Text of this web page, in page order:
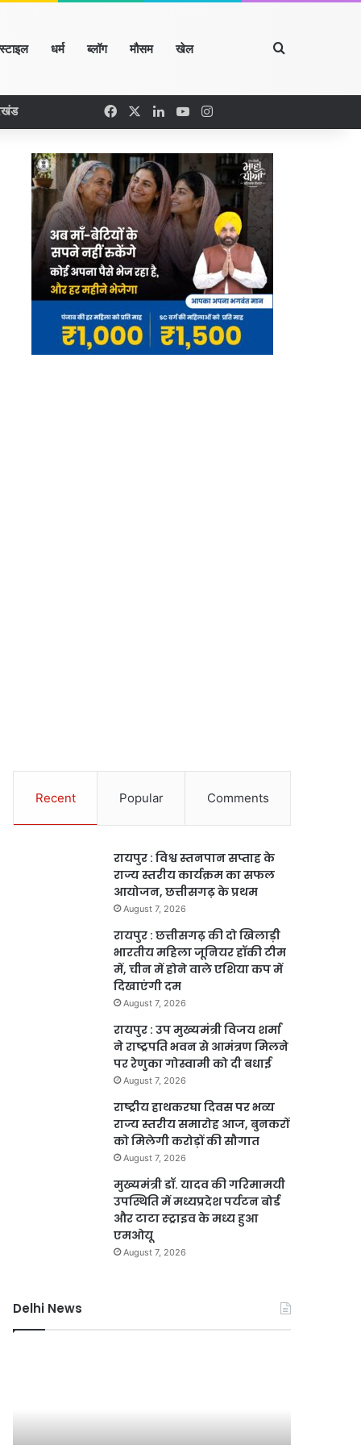
धर्म ब्लॉग मौसम खेल Search for
FacebookLinkedIn
YouTubeInstagram
Recent Popular Comments
रायपुर : विश्व स्तनपान सप्ताह के
राज्य स्तरीय कार्यक्रम का सफल
आयोजन, छत्तीसगढ़ के प्रथम
August 7, 2026
रायपुर : छत्तीसगढ़ की दो खिलाड़ी
भारतीय महिला जूनियर हॉकी टीम
में, चीन में होने वाले एशिया कप में
दिखाएंगी दम
August 7, 2026
रायपुर : उप मुख्यमंत्री विजय शर्मा
ने राष्ट्रपति भवन से आमंत्रण मिलने
पर रेणुका गोस्वामी को दी बधाई
August 7, 2026
राष्ट्रीय हाथकरघा दिवस पर भव्य
राज्य स्तरीय समारोह आज, बुनकरों
को मिलेगी करोड़ों की सौगात
August 7, 2026
मुख्यमंत्री डॉ. यादव की गरिमामयी
उपस्थिति में मध्यप्रदेश पर्यटन बोर्ड
और टाटा स्ट्राइव के मध्य हुआ
एमओयू
August 7, 2026
Delhi News